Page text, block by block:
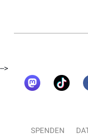
-->
SPENDEN